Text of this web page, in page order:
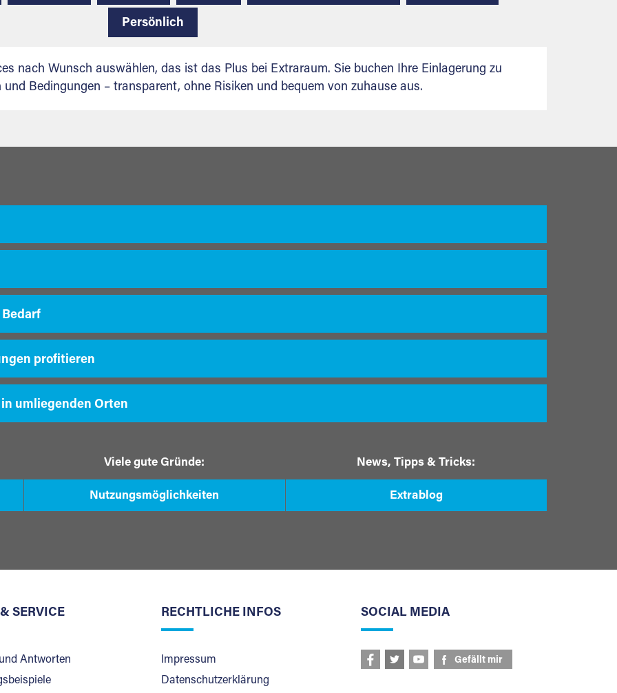
Persönlich
nach Wunsch auswählen, das ist das Plus bei Extraraum. Sie buchen Ihre Einlagerung zu
und Bedingungen – transparent, ohne Risiken und bequem von zuhause aus.
Bedarf
profitieren
umliegenden Orten
Viele gute Gründe:
Nutzungsmöglichkeiten
News, Tipps & Tricks:
Extrablog
SERVICE
Antworten
RECHTLICHE INFOS
Impressum
Datenschutzerklärung
SOCIAL MEDIA
Gefällt mir